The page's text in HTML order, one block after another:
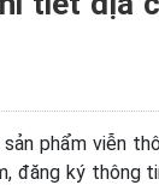
phẩm viễn
đăng ký thông